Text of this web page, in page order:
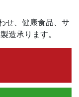
せ、健康食品、サ
造承ります。